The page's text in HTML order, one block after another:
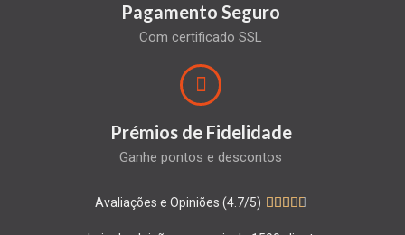
Pagamento Seguro
Com certificado SSL
Prémios de Fidelidade
Ganhe pontos e descontos
Avaliações e Opiniões (4.7/5)     